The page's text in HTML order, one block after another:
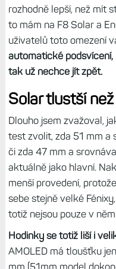
rozhodně lepší, než mít
to mám na F8 Solar a
uživatelů toto omezení
automatické
tak už nechce jít zpět.
Solar tlustší